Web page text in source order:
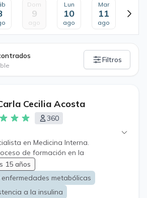
Dom
9
ago
Lun
10
ago
Mar
11
ago
Filtros
Cecilia Acosta
360
en Medicina Interna.
de formación en la
en Endocrinología. Realizo atención
en las enfermedades
con énfasis en aquellas causadas
obesidad y nutrición. Abarcando
15 años
metabólicas
a la insulina